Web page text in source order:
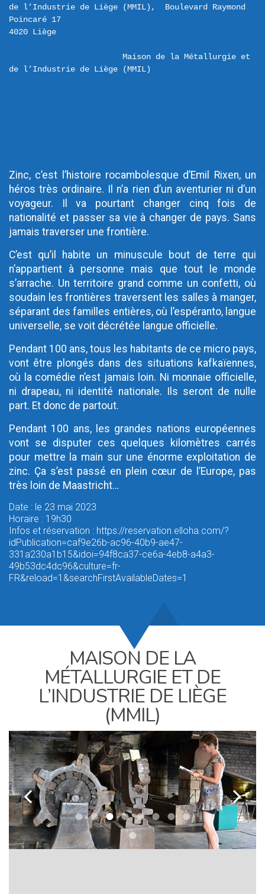
de l’Industrie de Liège (MMIL),  Boulevard Raymond
Poincaré 17
Maison de la Métallurgie et
de l’Industrie de Liège (MMIL)
Zinc, c’est l’histoire rocambolesque d’Emil Rixen, un
héros très ordinaire. Il n’a rien d’un aventurier ni d’un
voyageur. Il va pourtant changer cinq fois de
nationalité et passer sa vie à changer de pays. Sans
jamais traverser une frontière.
C’est qu’il habite un minuscule bout de terre qui
n’appartient à personne mais que tout le monde
s’arrache. Un territoire grand comme un confetti, où
soudain les frontières traversent les salles à manger,
séparant des familles entières, où l’espéranto, langue
universelle, se voit décrétée langue officielle.
Pendant 100 ans, tous les habitants de ce micro pays,
vont être plongés dans des situations kafkaïennes,
où la comédie n’est jamais loin. Ni monnaie officielle,
ni drapeau, ni identité nationale. Ils seront de nulle
part. Et donc de partout.
Pendant 100 ans, les grandes nations européennes
vont se disputer ces quelques kilomètres carrés
pour mettre la main sur une énorme exploitation de
zinc. Ça s’est passé en plein cœur de l’Europe, pas
très loin de Maastricht…
Date : le 23 mai 2023
Horaire : 19h30
Infos et réservation : https://reservation.elloha.com/?
idPublication=caf9e26b-ac96-40b9-ae47-
331a230a1b15&idoi=94f8ca37-ce6a-4eb8-a4a3-
49b53dc4dc96&culture=fr-
FR&reload=1&searchFirstAvailableDates=1
MAISON DE LA
MÉTALLURGIE ET DE
L’INDUSTRIE DE LIÈGE
(MMIL)
k l